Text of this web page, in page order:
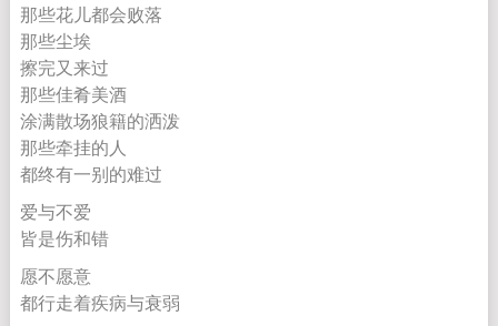
那些花儿都会败落
那些尘埃
擦完又来过
那些佳肴美酒
涂满散场狼籍的洒泼
那些牵挂的人
都终有一别的难过
爱与不爱
皆是伤和错
愿不愿意
都行走着疾病与衰弱